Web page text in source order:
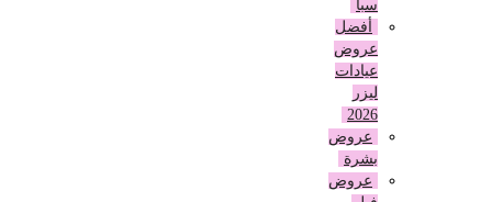
أفضل
عروض
عيادات
2026
عروض
بشرة
عروض